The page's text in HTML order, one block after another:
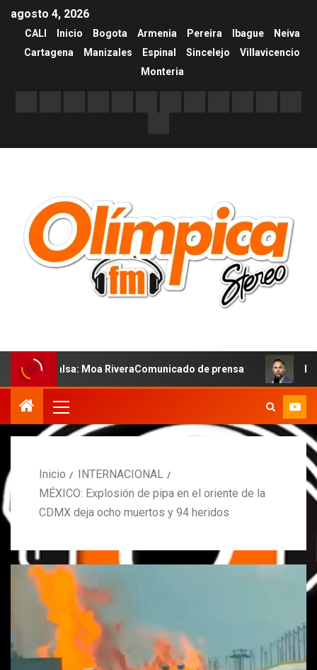
agosto 4, 2026
CALI Inicio Bogota Armenia Pereira Ibague
Neiva
Cartagena
Manizales Espinal Sincelejo
Villavicencio
Monteria
Moa RiveraComunicado de prensa MARCOS
Inicio
INTERNACIONAL
MÉXICO: Explosión de pipa en el oriente de la
CDMX deja ocho muertos y 94 heridos